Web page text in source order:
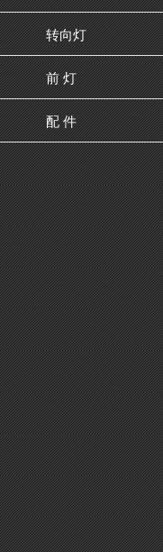
转向灯
前 灯
配 件